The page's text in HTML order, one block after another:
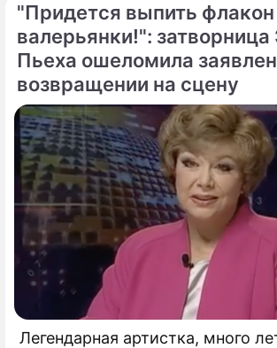
"Придется выпить флакон
валерьянки!": затворница
Пьеха ошеломила
возвращении на сцену
Легендарная артистка, много